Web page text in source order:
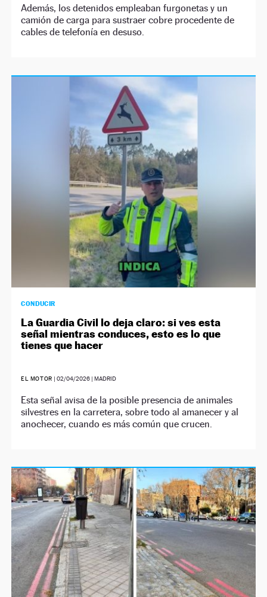
Además, los detenidos empleaban furgonetas y un
camión de carga para sustraer cobre procedente de
cables de telefonía en desuso.
CONDUCIR
La Guardia Civil lo deja claro: si ves esta
señal mientras conduces, esto es lo que
tienes que hacer
EL MOTOR | 02/04/2026| MADRID
Esta señal avisa de la posible presencia de animales
silvestres en la carretera, sobre todo al amanecer y al
anochecer, cuando es más común que crucen.